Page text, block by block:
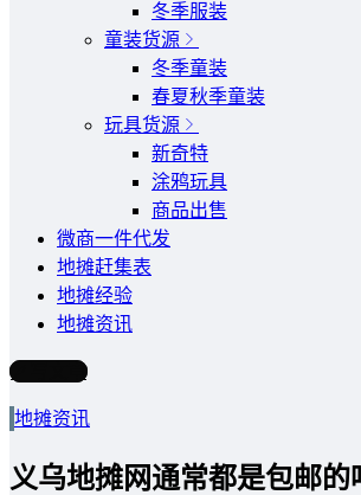
冬季服装
童装货源
冬季童装
春夏秋季童装
玩具货源
新奇特
涂鸦玩具
商品出售
微商一件代发
地摊赶集表
地摊经验
地摊资讯
写文章
地摊资讯
义乌地摊网通常都是包邮的